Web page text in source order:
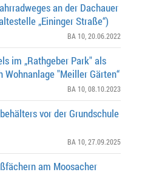
an der Dachauer
„Eininger Straße“)
BA 10 , 20.06.2022
im „Rathgeber Park" als
"Meiller Gärten“
BA 10 , 08.10.2023
vor der Grundschule
BA 10 , 27.09.2025
am Moosacher